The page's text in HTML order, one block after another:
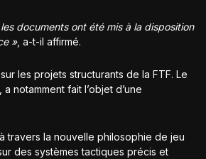
documents ont été mis à la disposition
», a-t-il affirmé.
les projets structurants de la FTF. Le
notamment fait l’objet d’une
travers la nouvelle philosophie de jeu
des systèmes tactiques précis et